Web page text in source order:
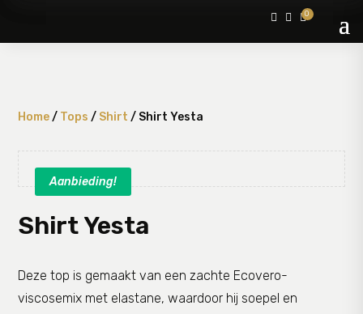
  0
Home/ Tops / Shirt / Shirt Yesta
Aanbieding!
Shirt Yesta
Deze top is gemaakt van een zachte Ecovero-
viscosemix met elastane, waardoor hij soepel en